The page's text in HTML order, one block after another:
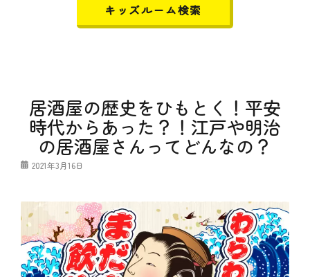
キッズルーム検索
居酒屋の歴史をひもとく！平安
時代からあった？！江戸や明治
の居酒屋さんってどんなの？
投 2021年3月16日